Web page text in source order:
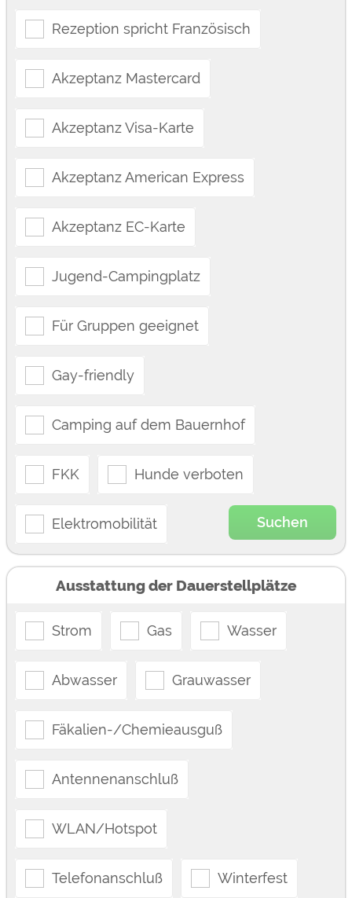
Rezeption spricht Französisch
Akzeptanz Mastercard
Akzeptanz Visa-Karte
Akzeptanz American Express
Akzeptanz EC-Karte
Jugend-Campingplatz
Für Gruppen geeignet
Gay-friendly
Camping auf dem Bauernhof
FKK Hunde verboten
Elektromobilität Suchen
Ausstattung der Dauerstellplätze
Strom Gas Wasser
Abwasser Grauwasser
Fäkalien-/Chemieausguß
Antennenanschluß
WLAN/Hotspot
Telefonanschluß Winterfest